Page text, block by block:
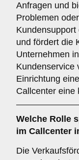
Anfragen und
Problemen
und fördert die
Unternehmen
Kundenservice
Einrichtung
Callcenter eine
Welche Rolle
im Callcenter
Die